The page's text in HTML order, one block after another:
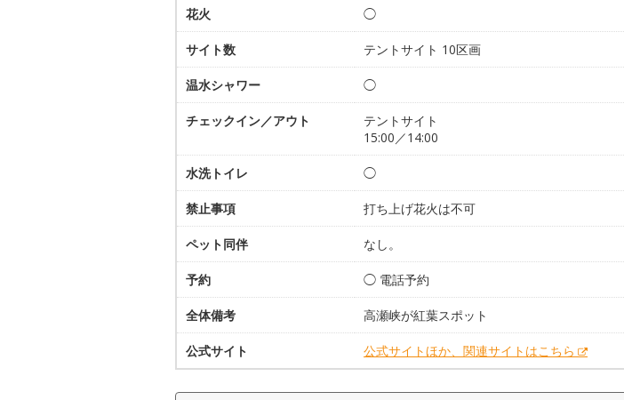
花火 ◯
サイト数 テントサイト 10区画
温水シャワー ◯
チェックイン／アウト
テントサイト
15:00／14:00
水洗トイレ ◯
禁止事項 打ち上げ花火は不可
ペット同伴 なし。
予約 ◯ 電話予約
全体備考 高瀬峡が紅葉スポット
公式サイト 公式サイトほか、関連サイトはこちら